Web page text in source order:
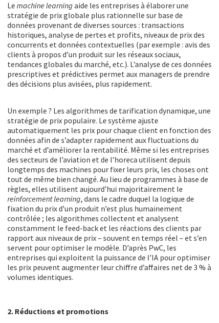
Le machine learning aide les entreprises à élaborer une
stratégie de prix globale plus rationnelle sur base de
données provenant de diverses sources : transactions
historiques, analyse de pertes et profits, niveaux de prix des
concurrents et données contextuelles (par exemple : avis des
clients à propos d’un produit sur les réseaux sociaux,
tendances globales du marché, etc.). L’analyse de ces données
prescriptives et prédictives permet aux managers de prendre
des décisions plus avisées, plus rapidement.
Un exemple ? Les algorithmes de tarification dynamique, une
stratégie de prix populaire. Le système ajuste
automatiquement les prix pour chaque client en fonction des
données afin de s’adapter rapidement aux fluctuations du
marché et d’améliorer la rentabilité. Même si les entreprises
des secteurs de l’aviation et de l’horeca utilisent depuis
longtemps des machines pour fixer leurs prix, les choses ont
tout de même bien changé. Au lieu de programmes à base de
règles, elles utilisent aujourd’hui majoritairement le
reinforcement learning, dans le cadre duquel la logique de
fixation du prix d’un produit n’est plus humainement
contrôlée ; les algorithmes collectent et analysent
constamment le feed-back et les réactions des clients par
rapport aux niveaux de prix – souvent en temps réel – et s’en
servent pour optimiser le modèle. D’après PwC, les
entreprises qui exploitent la puissance de l’IA pour optimiser
les prix peuvent augmenter leur chiffre d’affaires net de 3 % à
volumes identiques.
2. Réductions et promotions